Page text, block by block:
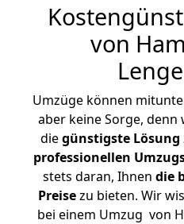
von
Umzüge können
aber keine Sorge, denn
diegünstigste Lösung
professionellen
stets daran, Ihnen die
Preisezu bieten. Wir
bei einem Umzug von